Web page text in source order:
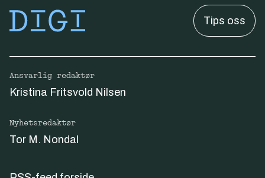
Tips oss
Ansvarlig redaktør
Kristina Fritsvold Nilsen
Nyhetsredaktør
Tor M. Nondal